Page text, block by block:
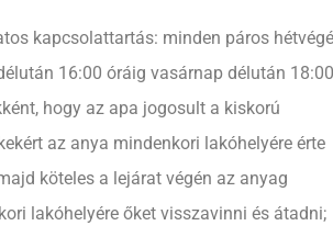
kapcsolattartás: minden páros
16:00 óráig vasárnap délután 18:00
hogy az apa jogosult a kiskorú
az anya mindenkori lakóhelyére érte
köteles a lejárat végén az anyag
lakóhelyére őket visszavinni és átadni;